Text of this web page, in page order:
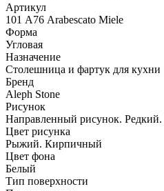
Артикул
101 А76 Arabescato Miele
Форма
Угловая
Назначение
Столешница и фартук для кухни
Бренд
Aleph Stone
Рисунок
Направленный рисунок.
Цвет рисунка
Рыжий. Кирпичный
Цвет фона
Белый
Тип поверхности